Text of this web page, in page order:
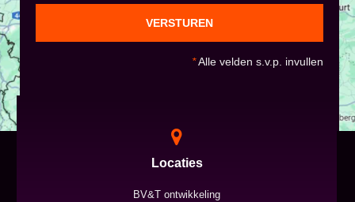
VERSTUREN
*Alle velden s.v.p. invullen
Locaties
BV&T ontwikkeling